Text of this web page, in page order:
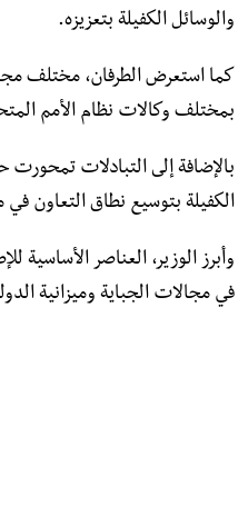
والوسائل الكفيلة بتعزيزه.
كما استعرض الطرفان، مختلف
بمختلف وكالات نظام الأمم
بالإضافة إلى التبادلات تمحورت
الكفيلة بتوسيع نطاق التعاون
وأبرز الوزير، العناصر الأساسية
في مجالات الجباية وميزانية